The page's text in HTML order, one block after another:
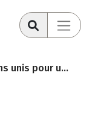
en meilleure santé